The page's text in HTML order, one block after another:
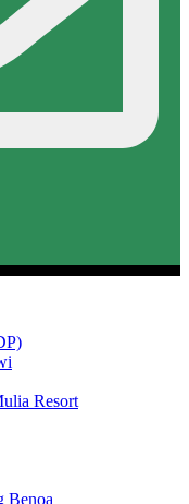
Resort
Benoa